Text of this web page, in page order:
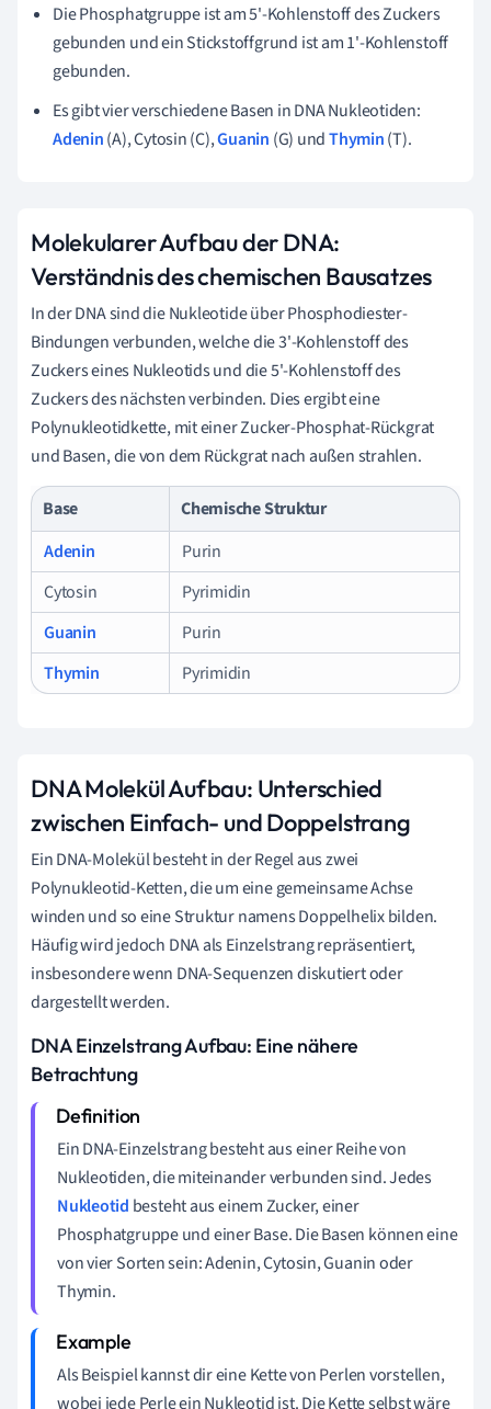
Die Phosphatgruppe ist am 5'-Kohlenstoff des Zuckers
gebunden und ein Stickstoffgrund ist am 1'-Kohlenstoff
gebunden.
Es gibt vier verschiedene Basen in DNA Nukleotiden:
Adenin(A), Cytosin (C),Guanin (G) undThymin(T).
Molekularer Aufbau der DNA:
Verständnis des chemischen Bausatzes
In der DNA sind die Nukleotide über Phosphodiester-
Bindungen verbunden, welche die 3'-Kohlenstoff des
Zuckers eines Nukleotids und die 5'-Kohlenstoff des
Zuckers des nächsten verbinden. Dies ergibt eine
Polynukleotidkette, mit einer Zucker-Phosphat-Rückgrat
und Basen, die von dem Rückgrat nach außen strahlen.
Base
Chemische Struktur
Adenin
Purin
Cytosin
Pyrimidin
Guanin
Purin
Thymin
Pyrimidin
DNA Molekül Aufbau: Unterschied
zwischen Einfach- und Doppelstrang
Ein DNA-Molekül besteht in der Regel aus zwei
Polynukleotid-Ketten, die um eine gemeinsame Achse
winden und so eine Struktur namens Doppelhelix bilden.
Häufig wird jedoch DNA als Einzelstrang repräsentiert,
insbesondere wenn DNA-Sequenzen diskutiert oder
dargestellt werden.
DNA Einzelstrang Aufbau: Eine nähere
Betrachtung
Ein DNA-Einzelstrang besteht aus einer Reihe von
Nukleotiden, die miteinander verbunden sind. Jedes
Nukleotid besteht aus einem Zucker, einer
Phosphatgruppe und einer Base. Die Basen können eine
von vier Sorten sein: Adenin, Cytosin, Guanin oder
Thymin.
Als Beispiel kannst dir eine Kette von Perlen vorstellen,
wobei jede Perle ein Nukleotid ist. Die Kette selbst wäre